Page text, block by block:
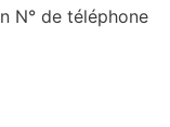
N° de téléphone